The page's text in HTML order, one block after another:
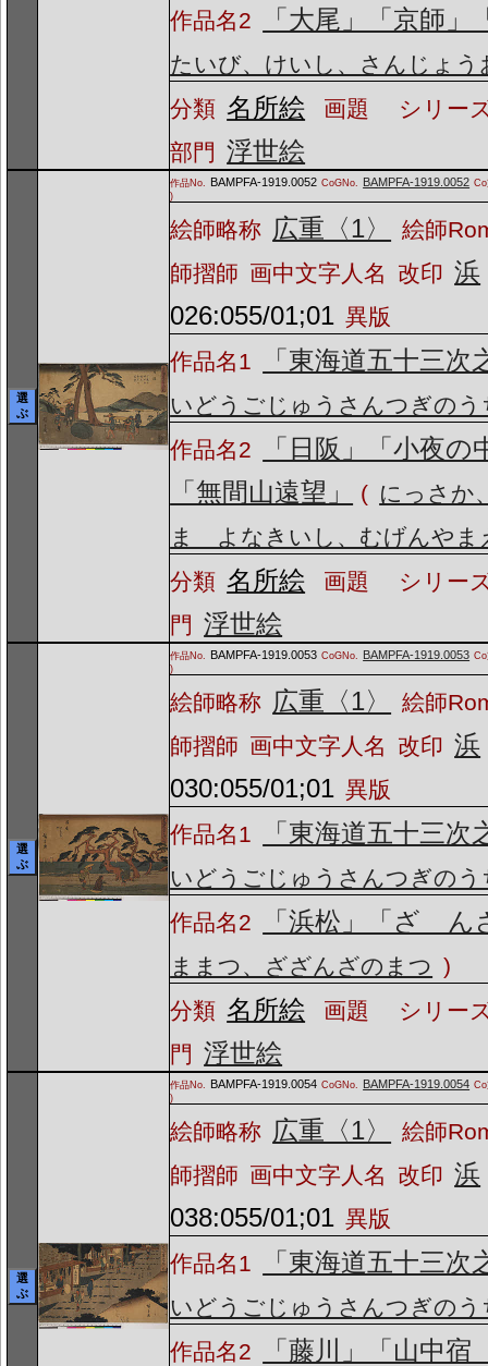
作品名2 「大尾」「京師」
たいび、けいし、さんじょう
分類 名所絵 画題
シリー
部門 浮世絵
選
ぶ
作品No. BAMPFA-1919.0052 CoGNo. BAMPFA-1919.0052
)
絵師略称 広重〈1〉
絵師
師摺師 画中文字人名 改印 浜
026:055/01;01 異版
作品名1
「東海道五十三次
いどうごじゅうさんつぎのう
作品名2
「日阪」「小夜の
「無間山遠望」
( にっさか
ま よなきいし、むげんやま
分類 名所絵 画題
シリー
門 浮世絵
選
ぶ
作品No. BAMPFA-1919.0053 CoGNo. BAMPFA-1919.0053
)
絵師略称 広重〈1〉
絵師
師摺師 画中文字人名 改印 浜
030:055/01;01 異版
作品名1
「東海道五十三次
いどうごじゅうさんつぎのう
作品名2
「浜松」「ざゝん
ままつ、ざざんざのまつ )
分類 名所絵 画題
シリー
門 浮世絵
選
ぶ
作品No. BAMPFA-1919.0054 CoGNo. BAMPFA-1919.0054
)
絵師略称 広重〈1〉
絵師
師摺師 画中文字人名 改印 浜
038:055/01;01 異版
作品名1
「東海道五十三次
いどうごじゅうさんつぎのう
作品名2
「藤川」「山中